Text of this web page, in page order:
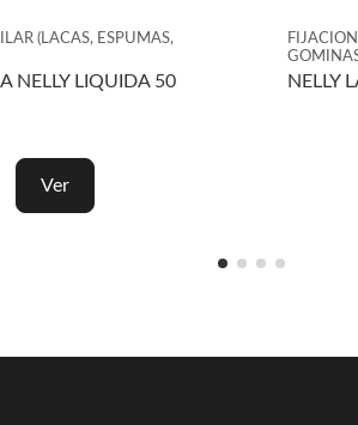
FIJACION CAPILAR (LACAS, ESPUMAS,
PANTENE ESPUMA RIZOS